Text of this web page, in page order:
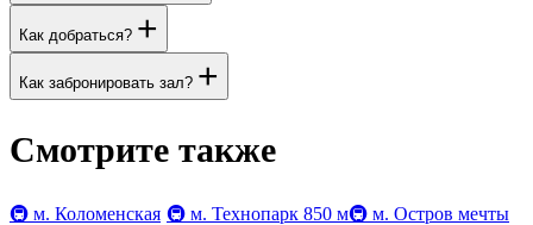
Как добраться? +
Как забронировать зал? +
Смотрите также
🚇 м. Коломенская 🚇 м. Технопарк 850 м🚇 м. Остров мечты